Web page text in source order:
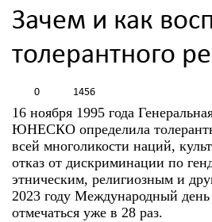
Зачем и как
толерантного
0 1456
16 ноября 1995 года
ЮНЕСКО определила
всей многоликости наций,
отказ от дискриминации по
этническим, религиозным и
2023 году Международный день
отмечаться уже в 28 раз.